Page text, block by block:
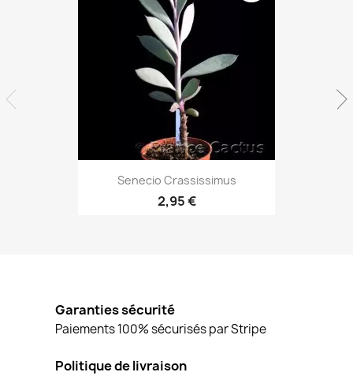
Aperçu rapide
Senecio Crassissimus
2,95 €
Garanties sécurité
Paiements 100% sécurisés par Stripe
Politique de livraison